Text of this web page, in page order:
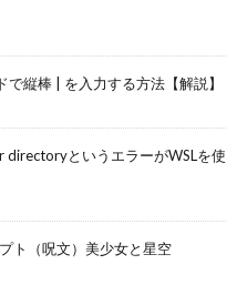
で縦棒 | を入力する方法【解説】
directoryというエラーがWSLを使
ト（呪文）美少女と星空